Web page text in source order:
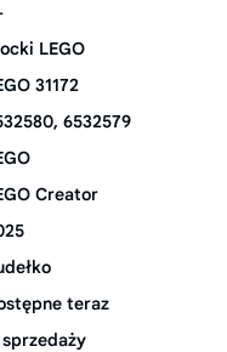
LEGO
31172
6532579
Creator
teraz